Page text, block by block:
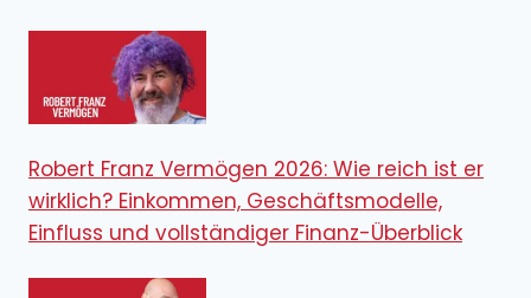
Robert Franz Vermögen 2026: Wie reich ist er
wirklich? Einkommen, Geschäftsmodelle,
Einfluss und vollständiger Finanz-Überblick